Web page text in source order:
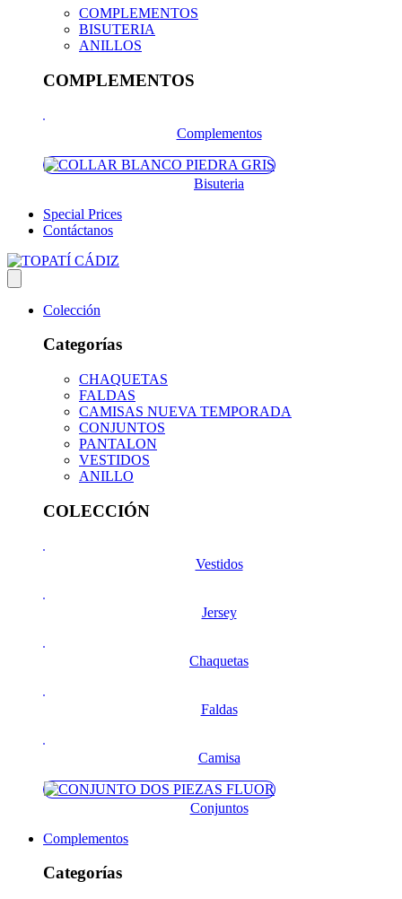
COMPLEMENTOS
BISUTERIA
ANILLOS
COMPLEMENTOS
Complementos
Bisuteria
Special Prices
Contáctanos
Colección
Categorías
CHAQUETAS
FALDAS
CAMISAS NUEVA TEMPORADA
CONJUNTOS
PANTALON
VESTIDOS
ANILLO
COLECCIÓN
Vestidos
Jersey
Chaquetas
Faldas
Camisa
Conjuntos
Complementos
Categorías